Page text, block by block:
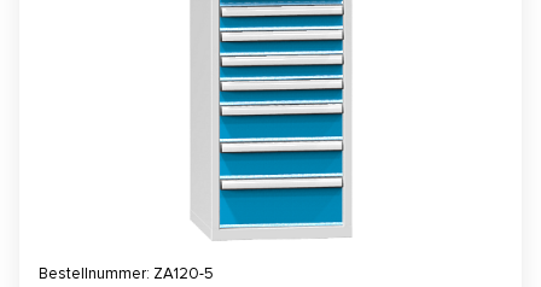
Bestellnummer: ZA120-5